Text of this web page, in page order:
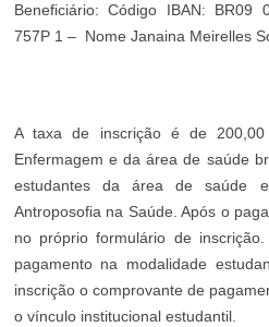
Beneficiário: Código IBAN:
757P 1 – Nome Janaina Meirelles
A taxa de inscrição é de
Enfermagem e da área de saúde
estudantes da área de saúde
Antroposofia na Saúde. Após o
no próprio formulário de
pagamento na modalidade
inscrição o comprovante de
o vínculo institucional estudantil.